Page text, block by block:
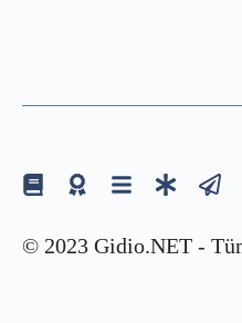
© 2023 Gidio.NET -